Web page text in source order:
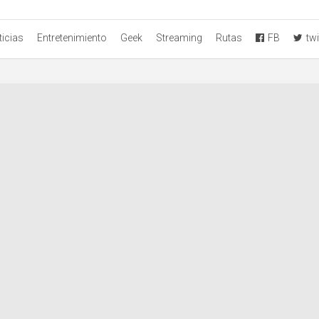
Entretenimiento Geek Streaming Rutas FB